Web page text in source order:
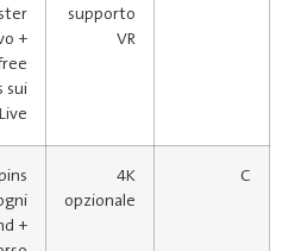
multi‑angolazione
+ intelligenza AI
Free Spins
Ridondanza
stream dual‑path